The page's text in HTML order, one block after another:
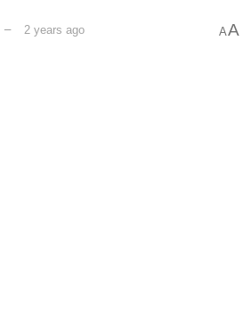
2 years ago AA